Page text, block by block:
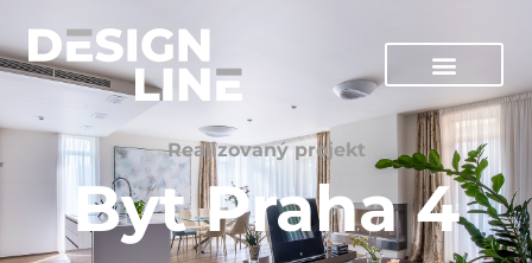
Realizovaný projekt
Byt Praha 4